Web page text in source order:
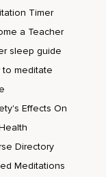
und nimm wahr,
Timer
a Teacher
sleep guide
to meditate
Effects On
Directory
Meditations